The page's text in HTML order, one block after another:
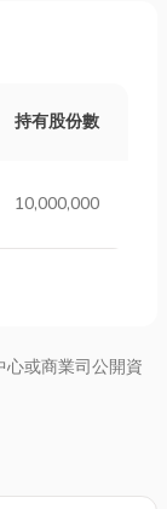
持有股份數
10,000,000
或商業司公開資